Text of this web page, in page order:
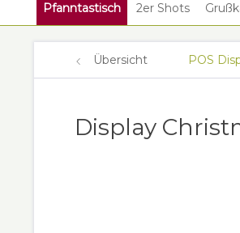
Pfanntastisch 2er Shots
Übersicht POS
Display